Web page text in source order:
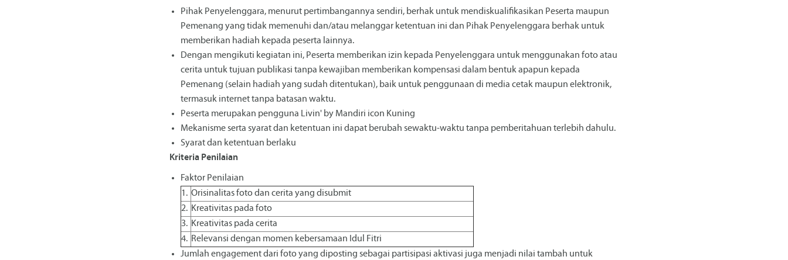
Pihak Penyelenggara, menurut pertimbangannya sendiri, berhak untuk mendiskualifikasikan Peserta maupun
Pemenang yang tidak memenuhi dan/atau melanggar ketentuan ini dan Pihak Penyelenggara berhak untuk
memberikan hadiah kepada peserta lainnya.
Dengan mengikuti kegiatan ini, Peserta memberikan izin kepada Penyelenggara untuk menggunakan foto atau
cerita untuk tujuan publikasi tanpa kewajiban memberikan kompensasi dalam bentuk apapun kepada
Pemenang (selain hadiah yang sudah ditentukan), baik untuk penggunaan di media cetak maupun elektronik,
termasuk internet tanpa batasan waktu.
Peserta merupakan pengguna Livin' by Mandiri icon Kuning
Mekanisme serta syarat dan ketentuan ini dapat berubah sewaktu-waktu tanpa pemberitahuan terlebih dahulu.
Syarat dan ketentuan berlaku
Kriteria Penilaian
Faktor Penilaian
1. Orisinalitas foto dan cerita yang disubmit
2. Kreativitas pada foto
3. Kreativitas pada cerita
4. Relevansi dengan momen kebersamaan Idul Fitri
Jumlah engagement dari foto yang diposting sebagai partisipasi aktivasi juga menjadi nilai tambah untuk